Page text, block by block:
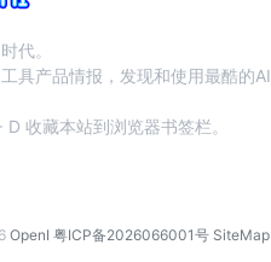
代。
具产品情报，发现和使用最酷的AI
收藏本站到浏览器书签栏。
OpenI 粤ICP备2026066001号 SiteMap